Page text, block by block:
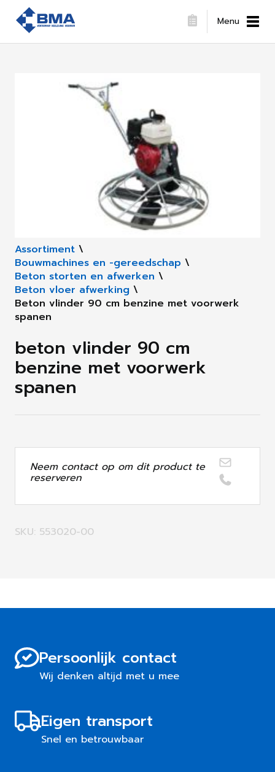
Menu
Assortiment \
Bouwmachines en -gereedschap \
Beton storten en afwerken \
Beton vloer afwerking \
Beton vlinder 90 cm benzine met voorwerk
spanen
beton vlinder 90 cm
benzine met voorwerk
spanen
Neem contact op om dit product te
reserveren
SKU: 553020-00
Persoonlijk contact
Wij denken altijd met u mee
Eigen transport
Snel en betrouwbaar